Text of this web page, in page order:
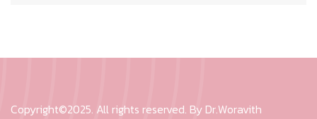
Copyright©2025. All rights reserved. By Dr.Woravith